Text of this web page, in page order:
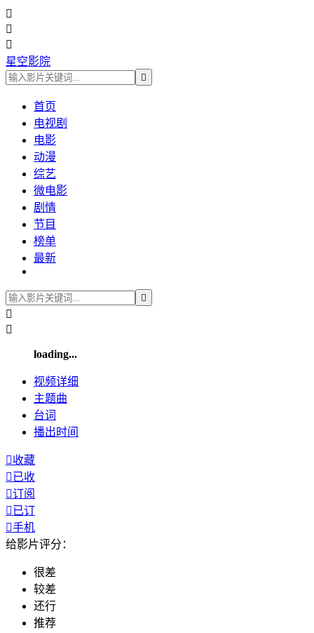



星空影院

首页
电视剧
电影
动漫
综艺
微电影
剧情
节目
榜单
最新



loading...
视频详细
主题曲
台词
播出时间
收藏
已收
订阅
已订
手机
给影片评分：
很差
较差
还行
推荐